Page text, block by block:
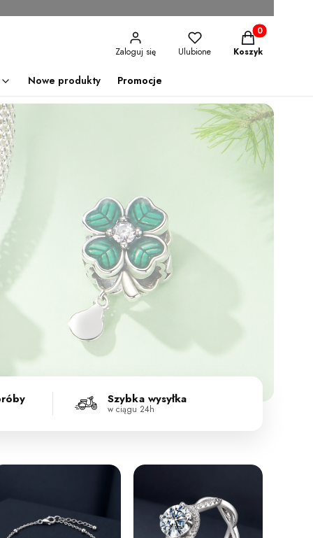
Zaloguj się Ulubione
Produkty w
Koszyk
Nowe produkty Promocje
Szybka wysyłka
w ciągu 24h